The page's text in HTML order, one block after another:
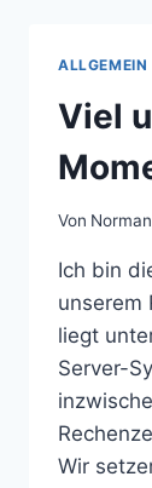
ALLGEMEIN
Viel
Von
Ich bin
unserem
liegt
Server-
Wir